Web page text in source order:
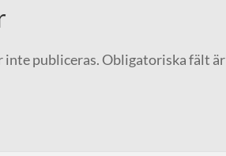
inte publiceras. Obligatoriska fält